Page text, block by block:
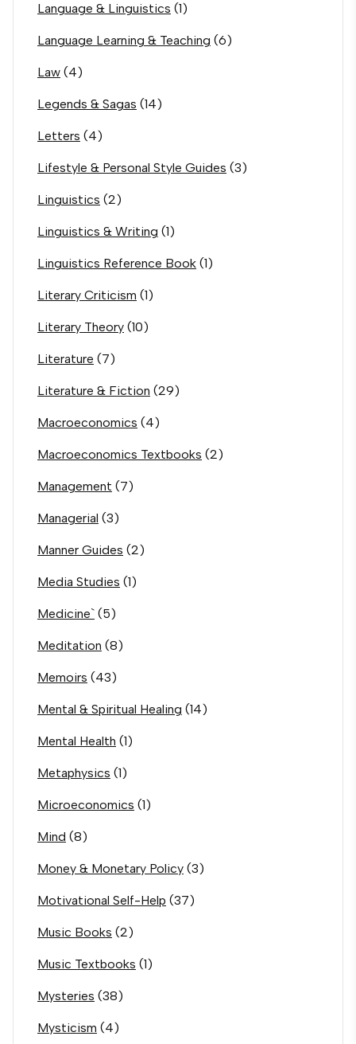
Language & Linguistics (1)
Language Learning & Teaching (6)
Law (4)
Legends & Sagas (14)
Letters (4)
Lifestyle & Personal Style Guides (3)
Linguistics (2)
Linguistics & Writing (1)
Linguistics Reference Book (1)
Literary Criticism (1)
Literary Theory (10)
Literature (7)
Literature & Fiction (29)
Macroeconomics (4)
Macroeconomics Textbooks (2)
Management (7)
Managerial (3)
Manner Guides (2)
Media Studies (1)
Medicine` (5)
Meditation (8)
Memoirs (43)
Mental & Spiritual Healing (14)
Mental Health (1)
Metaphysics (1)
Microeconomics (1)
Mind (8)
Money & Monetary Policy (3)
Motivational Self-Help (37)
Music Books (2)
Music Textbooks (1)
Mysteries (38)
Mysticism (4)